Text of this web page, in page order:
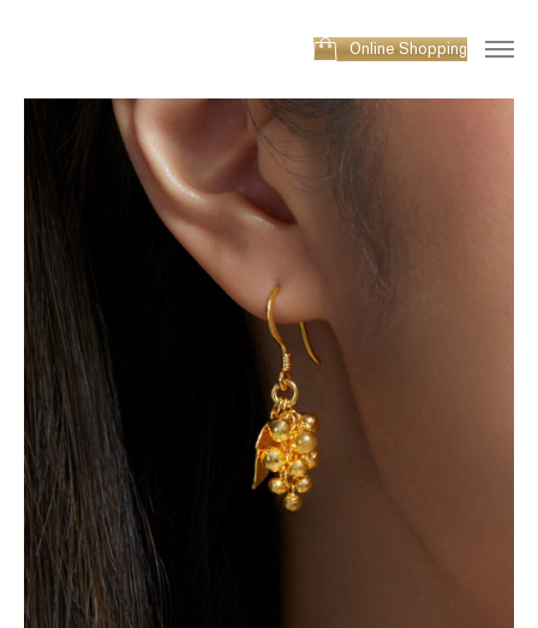
Online Shopping